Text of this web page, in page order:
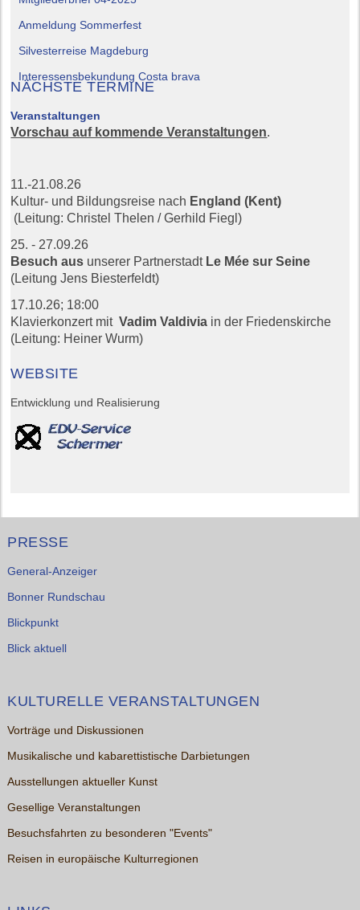
Anmeldung Sommerfest
Silvesterreise Magdeburg
Interessensbekundung Costa brava
NÄCHSTE TERMINE
Veranstaltungen
Vorschau auf kommende Veranstaltungen.
11.-21.08.26
Kultur- und Bildungsreise nach England (Kent)
(Leitung: Christel Thelen / Gerhild Fiegl)
25. - 27.09.26
Besuch aus unserer Partnerstadt Le Mée sur Seine
(Leitung Jens Biesterfeldt)
17.10.26; 18:00
Klavierkonzert mitVadim Valdivia in der Friedenskirche
(Leitung: Heiner Wurm)
WEBSITE
Entwicklung und Realisierung
PRESSE
General-Anzeiger
Bonner Rundschau
Blickpunkt
Blick aktuell
KULTURELLE VERANSTALTUNGEN
Vorträge und Diskussionen
Musikalische und kabarettistische Darbietungen
Ausstellungen aktueller Kunst
Gesellige Veranstaltungen
Besuchsfahrten zu besonderen "Events"
Reisen in europäische Kulturregionen